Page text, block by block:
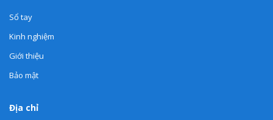
Sổ tay
Kinh nghiệm
Giới thiệu
Bảo mật
Địa chỉ